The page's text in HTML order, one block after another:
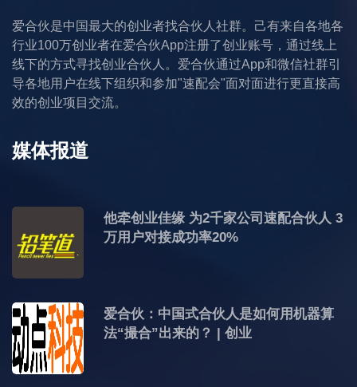
爱合伙是中国最大的创业者找合伙人社群。己有来自各地各
行业100万创业者在爱合伙App注册了创业账号，通过线上
线下的方式寻找创业合伙人。爱合伙通过App和微信社群引
导各地用户在线下组织和参加"速配会"面对面进行更直接高
效的创业项目交流。
媒体报道
他牵创业佳缘 为2千家公司速配合伙人 3
万用户对接成功率20%
爱合伙：中国式合伙人是如何用机器算
法“撮合”出来的？ | 创业